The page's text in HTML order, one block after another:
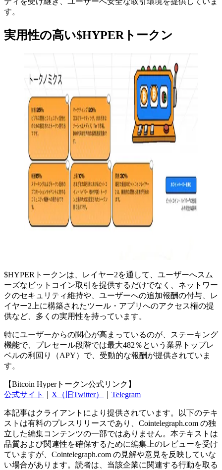
す。
実用性の高い$HYPERトークン
$HYPERトークンは、レイヤー2を通して、ユーザーへスム
ーズなビットコイン取引を提供するだけでなく、ネットワー
クのセキュリティ維持や、ユーザーへの追加報酬の付与、レ
イヤー2上に構築されたツール・アプリへのアクセス権の提
供など、多くの実用性を持っています。
特にユーザーからの関心が高まっているのが、ステーキング
機能で、プレセール段階では最大482％という業界トップレ
ベルの利回り（APY）で、受動的な報酬が提供されていま
す。
【Bitcoin Hyperトークン公式リンク】
公式サイト
X（旧Twitter） Telegram
本記事はクライアントにより提供されています。以下のテキ
ストは有料のプレスリリースであり、Cointelegraph.com の独
立した編集コンテンツの一部ではありません。本テキストは
品質および関連性を確保するために編集上のレビューを受け
ていますが、Cointelegraph.com の見解や意見を反映していな
い場合があります。読者は、当該企業に関連する行動を取る